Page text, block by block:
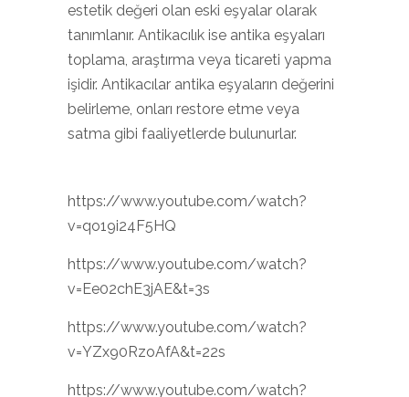
estetik değeri olan eski eşyalar olarak
tanımlanır. Antikacılık ise antika eşyaları
toplama, araştırma veya ticareti yapma
işidir. Antikacılar antika eşyaların değerini
belirleme, onları restore etme veya
satma gibi faaliyetlerde bulunurlar.
https://www.youtube.com/watch?
v=qo19i24F5HQ
https://www.youtube.com/watch?
v=Ee02chE3jAE&t=3s
https://www.youtube.com/watch?
v=YZx90RzoAfA&t=22s
https://www.youtube.com/watch?